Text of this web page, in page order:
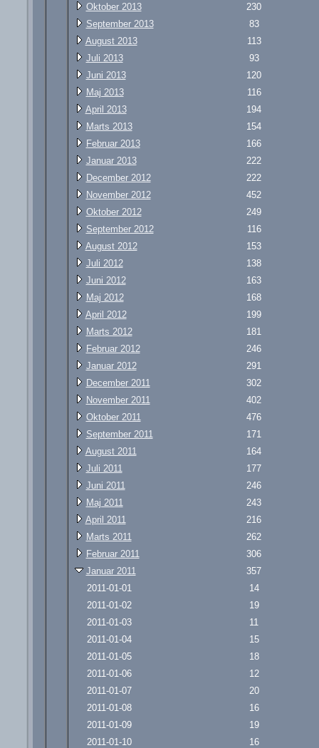
Oktober 2013
230
September 2013
83
August 2013
113
Juli 2013
93
Juni 2013
120
Maj 2013
116
April 2013
194
Marts 2013
154
Februar 2013
166
Januar 2013
222
December 2012
222
November 2012
452
Oktober 2012
249
September 2012
116
August 2012
153
Juli 2012
138
Juni 2012
163
Maj 2012
168
April 2012
199
Marts 2012
181
Februar 2012
246
Januar 2012
291
December 2011
302
November 2011
402
Oktober 2011
476
September 2011
171
August 2011
164
Juli 2011
177
Juni 2011
246
Maj 2011
243
April 2011
216
Marts 2011
262
Februar 2011
306
Januar 2011
357
2011-01-01
14
2011-01-02
19
2011-01-03
11
2011-01-04
15
2011-01-05
18
2011-01-06
12
2011-01-07
20
2011-01-08
16
2011-01-09
19
2011-01-10
16